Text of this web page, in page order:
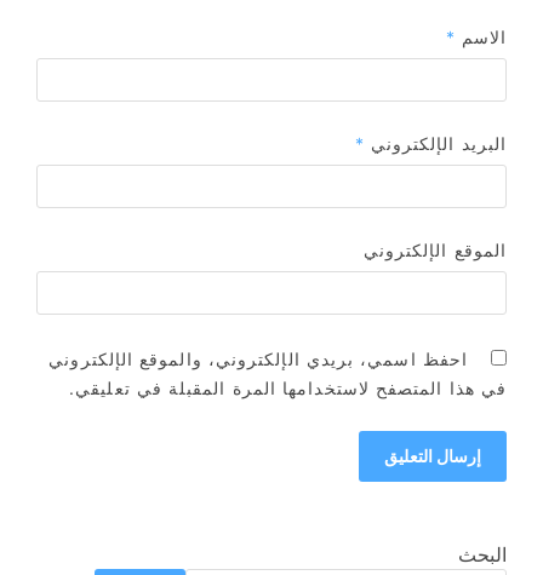
الاسم *
البريد الإلكتروني *
الموقع الإلكتروني
احفظ اسمي، بريدي الإلكتروني، والموقع الإلكتروني
في هذا المتصفح لاستخدامها المرة المقبلة في تعليقي.
البحث